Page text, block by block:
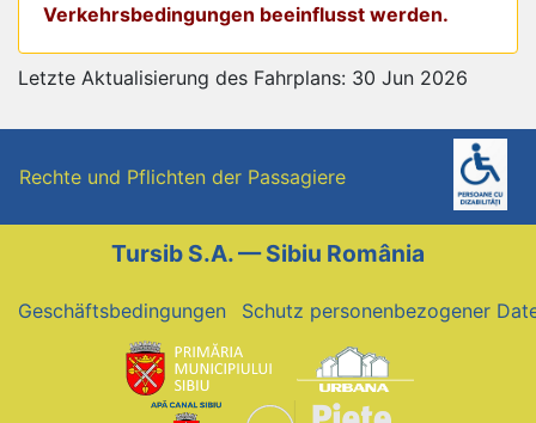
Verkehrsbedingungen beeinflusst werden.
Letzte Aktualisierung des Fahrplans: 30 Jun 2026
Rechte und Pflichten der Passagiere
Tursib S.A. — Sibiu România
Geschäftsbedingungen Schutz personenbezogener